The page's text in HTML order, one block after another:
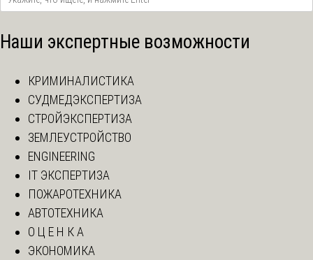
Наши экспертные возможности
КРИМИНАЛИСТИКА
СУДМЕДЭКСПЕРТИЗА
СТРОЙЭКСПЕРТИЗА
ЗЕМЛЕУСТРОЙСТВО
ENGINEERING
IT ЭКСПЕРТИЗА
ПОЖАРОТЕХНИКА
АВТОТЕХНИКА
О Ц Е Н К А
ЭКОНОМИКА